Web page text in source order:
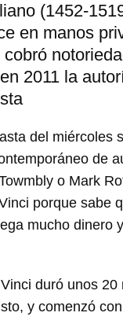
(1452-
en manos
2011 la
del miércoles
de
o Mark
porque sabe
mucho dinero
duró unos 20
y comenzó